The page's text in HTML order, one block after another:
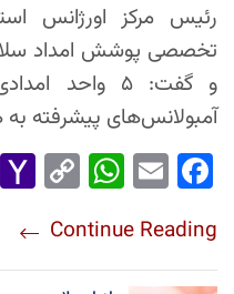
رئیس مرکز اورژانس
تخصصی پوشش امداد
و گفت: ۵
آمبولانس‌های پیشرفته به
Fac
ok
Em
Wh
Ap
p
Co
Lin
k
Continue Reading